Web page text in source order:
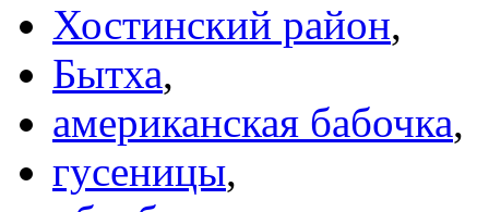
Хостинский район,
Бытха,
американская бабочка,
гусеницы,